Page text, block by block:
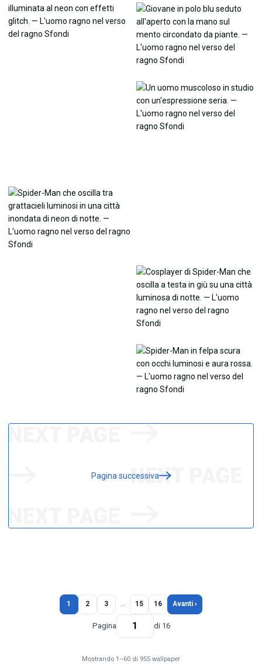
Pagina successiva
1 2 3 … 15 16 Avanti ›
Pagina di 16
Mostrando 1–60 di 955 wallpaper